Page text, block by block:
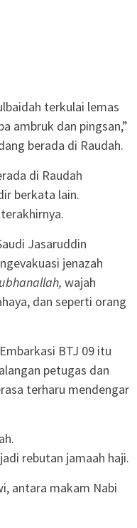
terkulai lemas
ambruk dan pingsan,”
berada di Raudah.
di Raudah
berkata lain.
Jasaruddin
jenazah
wajah
dan seperti orang
BTJ 09 itu
petugas dan
terharu mendengar
rebutan jamaah haji.
antara makam Nabi